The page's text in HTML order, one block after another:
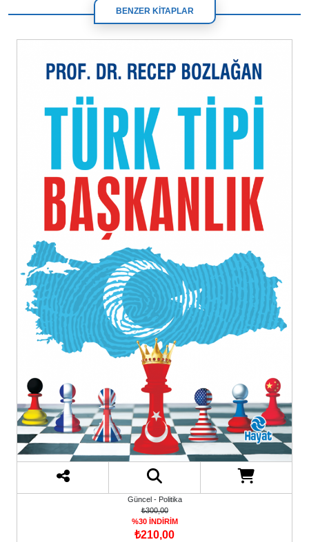
BENZER KİTAPLAR
Güncel - Politika
₺300,00
%30 İNDİRİM
₺210,00